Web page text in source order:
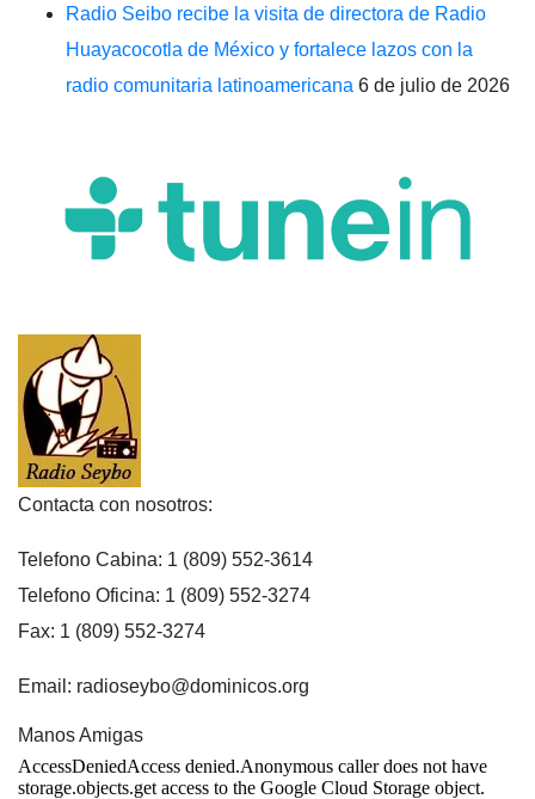
Radio Seibo recibe la visita de directora de Radio
Huayacocotla de México y fortalece lazos con la
radio comunitaria latinoamericana 6 de julio de 2026
Contacta con nosotros:
Telefono Cabina: 1 (809) 552-3614
Telefono Oficina: 1 (809) 552-3274
Fax: 1 (809) 552-3274
Email: radioseybo@dominicos.org
Manos Amigas